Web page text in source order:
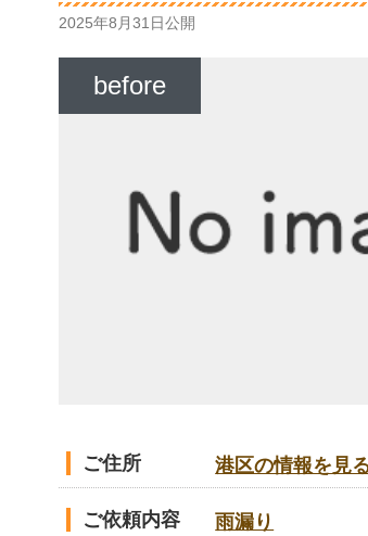
2025年8月31日公開
before
ご住所 港区の情報を見
ご依頼内容 雨漏り